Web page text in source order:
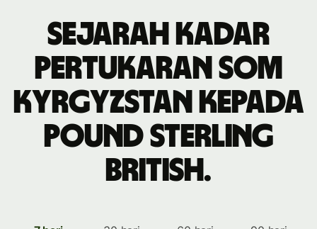
Sejarah kadar
pertukaran som
Kyrgyzstan kepada
pound sterling
British.